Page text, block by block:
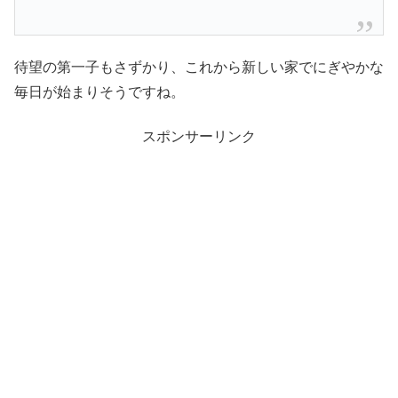
待望の第一子もさずかり、これから新しい家でにぎやかな
毎日が始まりそうですね。
スポンサーリンク